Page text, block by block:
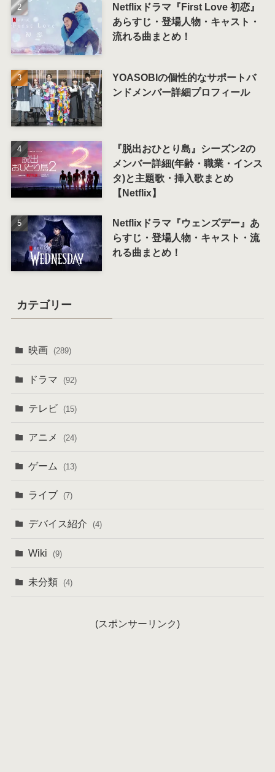
Netflixドラマ『First Love 初恋』
あらすじ・登場人物・キャスト・
流れる曲まとめ！
YOASOBIの個性的なサポートバ
ンドメンバー詳細プロフィール
『脱出おひとり島』シーズン2の
メンバー詳細(年齢・職業・インス
タ)と主題歌・挿入歌まとめ
【Netflix】
Netflixドラマ『ウェンズデー』あ
らすじ・登場人物・キャスト・流
れる曲まとめ！
カテゴリー
映画 (289)
ドラマ (92)
テレビ (15)
アニメ (24)
ゲーム (13)
ライブ (7)
デバイス紹介 (4)
Wiki (9)
未分類 (4)
(スポンサーリンク)